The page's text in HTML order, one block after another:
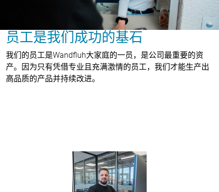
员工是我们成功的基石
我们的员工是Wandfluh大家庭的一员，是公司最重要的资
产。因为只有凭借专业且充满激情的员工，我们才能生产出
高品质的产品并持续改进。